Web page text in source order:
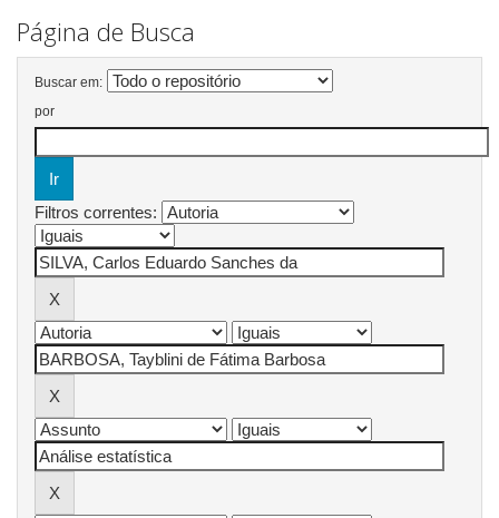
Página de Busca
Buscar em:
por
Filtros correntes: